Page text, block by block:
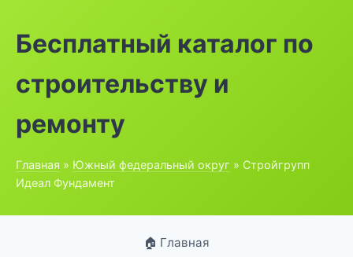
Бесплатный каталог по
строительству и
ремонту
Главная » Южный федеральный округ » Стройгрупп
Идеал Фундамент
🏠 Главная